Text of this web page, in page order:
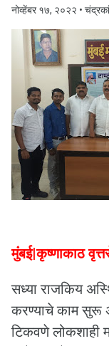
नोव्हेंबर १७, २०२२ •
मुंबई|कृष्णाकाठ
सध्या राजकिय
करण्याचे काम सुरू
टिकवणे लोकशाही